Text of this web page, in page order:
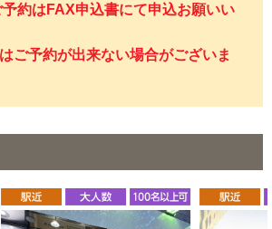
約はFAX申込書にて申込お願いい
ご予約が出来ない場合がございま